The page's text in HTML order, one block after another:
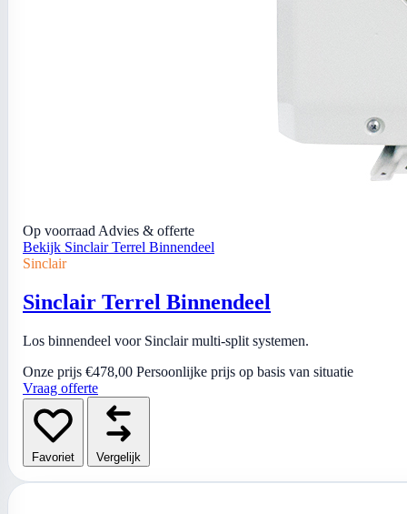
Op voorraad Advies & offerte
Bekijk Sinclair Terrel Binnendeel
Sinclair
Sinclair Terrel Binnendeel
Los binnendeel voor Sinclair multi-split systemen.
Onze prijs €478,00 Persoonlijke prijs op basis van situatie
Vraag offerte
Favoriet Vergelijk